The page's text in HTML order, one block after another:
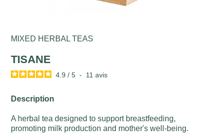
MIXED HERBAL TEAS
TISANE
4.9 / 5 - 11avis
Description
A herbal tea designed to support breastfeeding,
promoting milk production and mother's well-being.